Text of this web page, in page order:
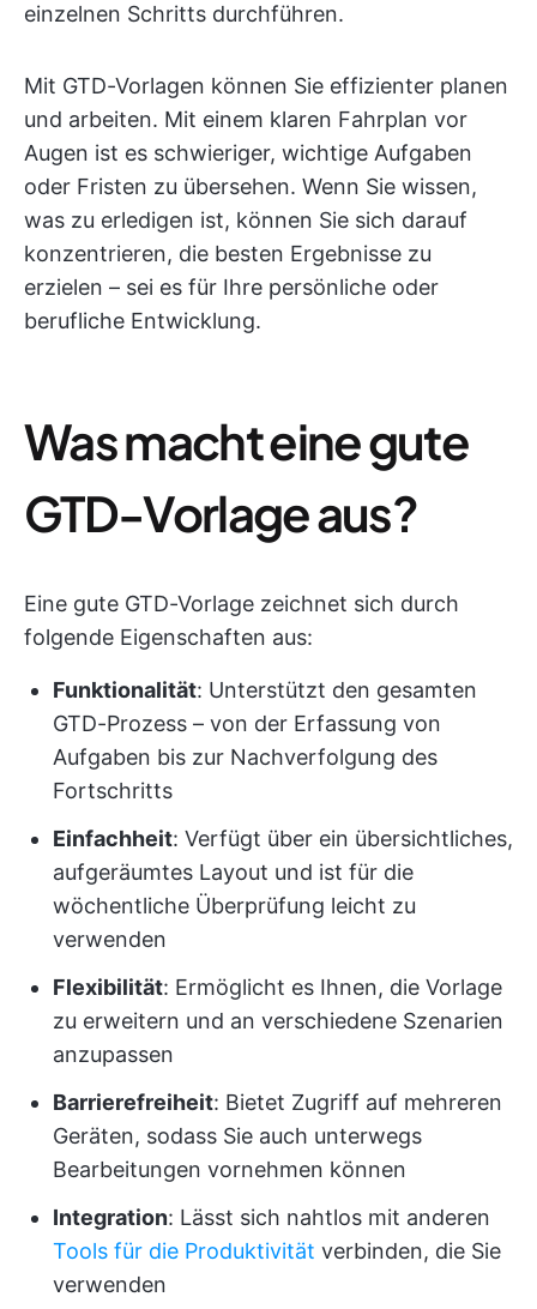
einzelnen Schritts durchführen.
Mit GTD-Vorlagen können Sie effizienter planen
und arbeiten. Mit einem klaren Fahrplan vor
Augen ist es schwieriger, wichtige Aufgaben
oder Fristen zu übersehen. Wenn Sie wissen,
was zu erledigen ist, können Sie sich darauf
konzentrieren, die besten Ergebnisse zu
erzielen – sei es für Ihre persönliche oder
berufliche Entwicklung.
Was macht eine gute
GTD-Vorlage aus?
Eine gute GTD-Vorlage zeichnet sich durch
folgende Eigenschaften aus:
Funktionalität: Unterstützt den gesamten
GTD-Prozess – von der Erfassung von
Aufgaben bis zur Nachverfolgung des
Fortschritts
Einfachheit: Verfügt über ein übersichtliches,
aufgeräumtes Layout und ist für die
wöchentliche Überprüfung leicht zu
verwenden
Flexibilität: Ermöglicht es Ihnen, die Vorlage
zu erweitern und an verschiedene Szenarien
anzupassen
Barrierefreiheit: Bietet Zugriff auf mehreren
Geräten, sodass Sie auch unterwegs
Bearbeitungen vornehmen können
Integration: Lässt sich nahtlos mit anderen
Tools für die Produktivität verbinden, die Sie
verwenden